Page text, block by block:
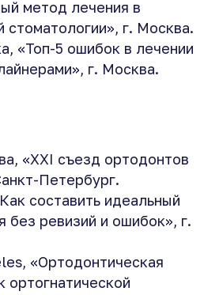
метод лечения в
стоматологии», г. Москва.
«Топ-5 ошибок в лечении
г. Москва.
«XXI съезд ортодонтов
Петербург.
составить идеальный
без ревизий и ошибок», г.
«Ортодонтическая
ортогнатической